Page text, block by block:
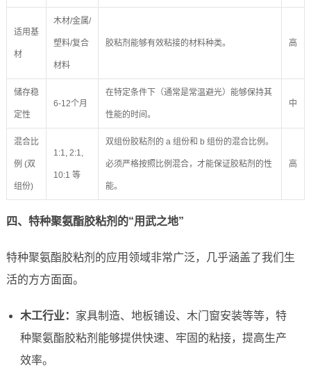
适用基
材
木材/金属/
塑料/复合
材料
胶粘剂能够有效粘接的材料种类。 高
储存稳
定性
6-12个月
在特定条件下（通常是常温避光）能够保持其
性能的时间。
中
混合比
例 (双
组份)
1:1, 2:1,
10:1 等
双组份胶粘剂的 a 组份和 b 组份的混合比例。
必须严格按照比例混合，才能保证胶粘剂的性
能。
高
四、特种聚氨酯胶粘剂的“用武之地”
特种聚氨酯胶粘剂的应用领域非常广泛，几乎涵盖了我们生
活的方方面面。
木工行业： 家具制造、地板铺设、木门窗安装等等，特
种聚氨酯胶粘剂能够提供快速、牢固的粘接，提高生产
效率。